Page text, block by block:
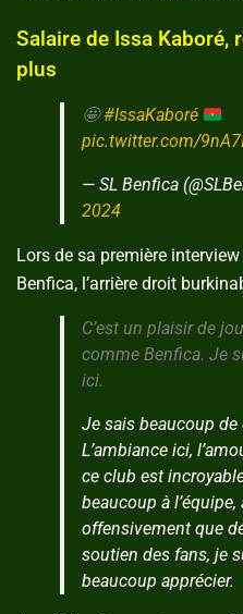
Salaire de Issa Kaboré,
plus
🤩#IssaKaboré
pic.twitter.com/
— SL Benfica
2024
Lors de sa première
Benfica, l’arrière droit
C’est un plaisir de
comme Benfica. Je
ici.
Je sais beaucoup
L’ambiance ici,
ce club est
beaucoup à
offensivement que
soutien des fans, je
beaucoup apprécier.